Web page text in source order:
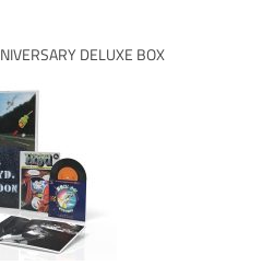
DELUXE BOX